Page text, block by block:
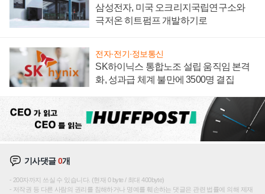
삼성전자, 미국 오크리지국립연구소와
극저온 히트펌프 개발하기로
전자·전기·정보통신
SK하이닉스 통합노조 설립 움직임 본격
화, 성과급 체계 불만에 3500명 결집
기사댓글0개
200자까지 쓰실 수 있습니다. (현재 0 byte / 최대 400byte)
저작권 등 다른 사람의 권리를 침해하거나 명예를 훼손하는 댓글은 관련 법률에 의해 제재